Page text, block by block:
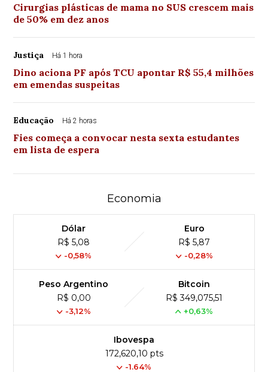
Cirurgias plásticas de mama no SUS crescem mais
de 50% em dez anos
Justiça Há 1 hora
Dino aciona PF após TCU apontar R$ 55,4 milhões
em emendas suspeitas
Educação Há 2 horas
Fies começa a convocar nesta sexta estudantes
em lista de espera
Economia
Dólar
R$ 5,08
-0,58%
Euro
R$ 5,87
-0,28%
Peso Argentino
R$ 0,00
-3,12%
Bitcoin
R$ 349,075,51
+0,63%
Ibovespa
172,620,10 pts
-1.64%